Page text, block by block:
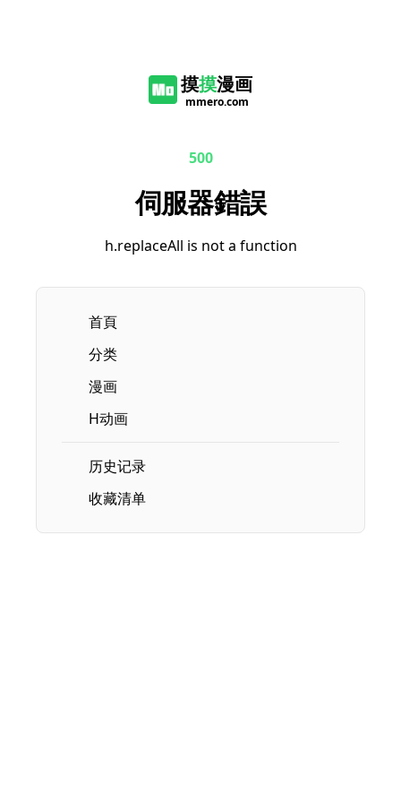
摸摸漫画
mmero.com
500
伺服器錯誤
h.replaceAll is not a function
首頁
分类
漫画
H动画
历史记录
收藏清单